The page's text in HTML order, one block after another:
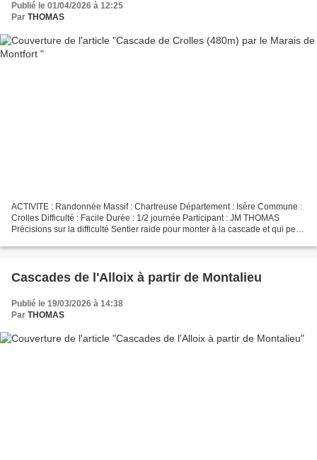
Publié le 01/04/2026 à 12:25
Par THOMAS
ACTIVITE : Randonnée Massif : Chartreuse Département : Isère Commune :
Crolles Difficulté : Facile Durée : 1/2 journée Participant : JM THOMAS
Précisions sur la difficulté Sentier raide pour monter à la cascade et qui peut
Cascades de l'Alloix à partir de Montalieu
Publié le 19/03/2026 à 14:38
Par THOMAS